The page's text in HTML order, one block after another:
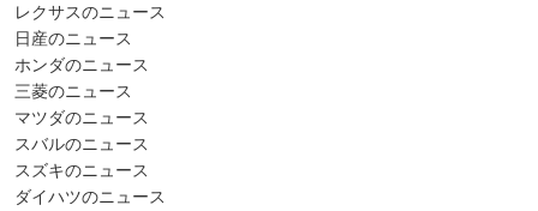
レクサスのニュース
日産のニュース
ホンダのニュース
三菱のニュース
マツダのニュース
スバルのニュース
スズキのニュース
ダイハツのニュース